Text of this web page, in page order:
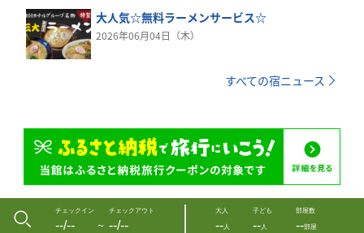
大人気☆無料ラーメンサービス☆
2026年06月04日（木）
すべての宿ニュース
チェックイン
--/-- 〜
チェックアウト
--/--
大人
--人
子ども
--人
部屋数
--部屋